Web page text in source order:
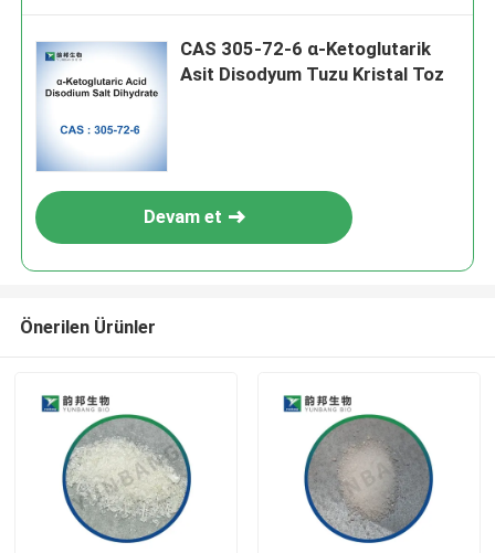
CAS 305-72-6 α-Ketoglutarik
Asit Disodyum Tuzu Kristal Toz
Devam et
Önerilen Ürünler